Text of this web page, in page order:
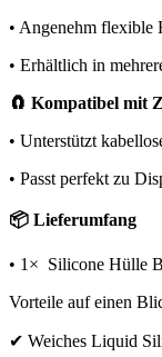
• Angenehm flexible
• Erhältlich in
🧲 Kompatibel mit
• Unterstützt
• Passt perfekt zu
📦 Lieferumfang
• 1× Silicone Hülle
Vorteile auf einen
✔ Weiches Liquid